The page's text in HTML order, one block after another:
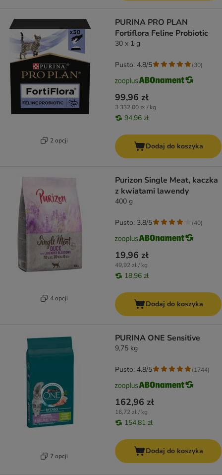
2 opcji
PURINA PRO PLAN
Fortiflora Feline Probiotic
30 x 1 g
99,96 zł
3 332,00 zł / kg
94,96 zł
Pusto: 4.8/5 (30)
Dodaj do koszyka
4 opcji
Purizon Single Meat, kaczka
z kwiatami lawendy
400 g
19,96 zł
49,92 zł / kg
18,96 zł
Pusto: 3.8/5 (40)
Dodaj do koszyka
7 opcji
PURINA ONE Sensitive
9,75 kg
162,96 zł
16,72 zł / kg
154,81 zł
Pusto: 4.8/5 (1744)
Dodaj do koszyka